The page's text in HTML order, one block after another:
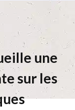
une
sur les